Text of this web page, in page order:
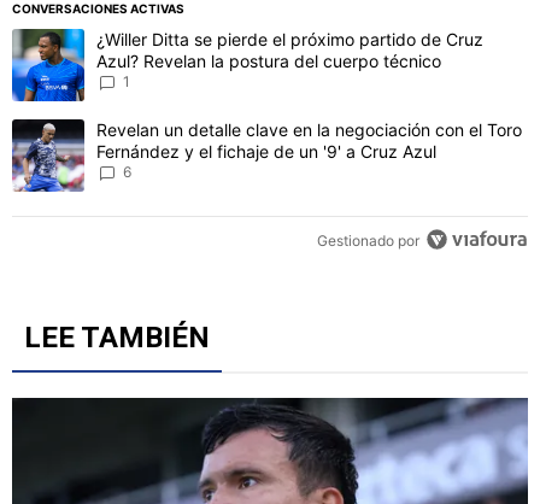
CONVERSACIONES ACTIVAS
Este listado muestra los artículos con más comentarios en los
Un artículo de tendencia con el título "¿Willer Ditta se pierde el
¿Willer Ditta se pierde el próximo partido de Cruz
Azul? Revelan la postura del cuerpo técnico
1
Un artículo de tendencia con el título "Revelan un detalle clave
Revelan un detalle clave en la negociación con el Toro
Fernández y el fichaje de un '9' a Cruz Azul
6
Gestionado por
LEE TAMBIÉN